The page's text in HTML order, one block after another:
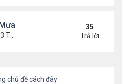
(Lôi Vũ)
9:50 pm
35
Trả lời
chủ đề cách đây: